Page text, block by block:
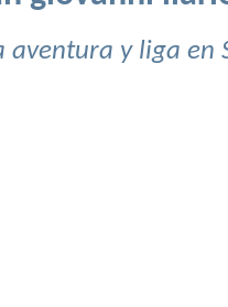
aventura y liga